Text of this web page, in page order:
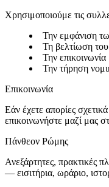
Χρησιμοποιούμε τις
Την εμφάνιση
Τη βελτίωση του
Την
Την τήρηση
Επικοινωνία
Εάν έχετε απορίες
επικοινωνήστε μαζί μας
Πάνθεον Ρώμης
Ανεξάρτητες, πρακτικές
— εισιτήρια, ωράριο,